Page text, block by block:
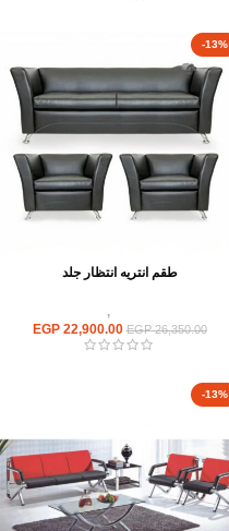
-13%
طقم انتريه انتظار جلد
انتريهات استقبال,
EGP26,350.00
EGP22,900.00
-13%